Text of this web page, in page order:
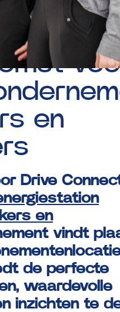
en
Drive
en
vindt
de perfecte
waardevolle
inzichten te